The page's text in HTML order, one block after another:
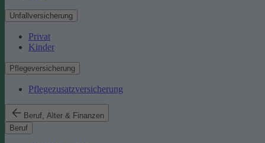
Unfallversicherung
Privat
Kinder
Pflegeversicherung
Pflegezusatzversicherung
Beruf, Alter & Finanzen
Beruf